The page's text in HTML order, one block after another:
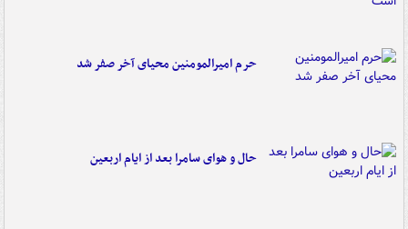
حرم امیرالمومنین محیای آخر صفر شد
حال و هوای سامرا بعد از ایام اربعین